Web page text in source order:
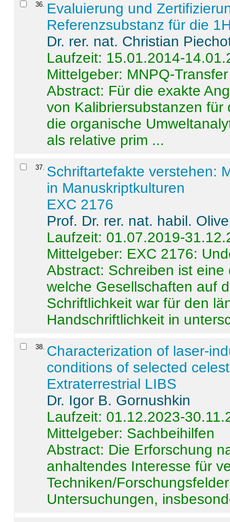
36. Evaluierung und
Referenzsubstanz für die
Dr. rer. nat. Christian
Laufzeit: 15.01.2014-
Mittelgeber: MNPQ-Transfer
Abstract: Für die exakte
von Kalibriersubstanzen
die organische
als relative prim ...
37. Schriftartefakte verstehen:
in Manuskriptkulturen
EXC 2176
Prof. Dr. rer. nat. habil.
Laufzeit: 01.07.2019-
Mittelgeber: EXC 2176:
Abstract: Schreiben ist
welche Gesellschaften auf
Schriftlichkeit war für den
Handschriftlichkeit in
38. Characterization of laser-
conditions of selected
Extraterrestrial LIBS
Dr. Igor B. Gornushkin
Laufzeit: 01.12.2023-
Mittelgeber: Sachbeihilfen
Abstract: Die Erforschung
anhaltendes Interesse für
Techniken/
Untersuchungen,